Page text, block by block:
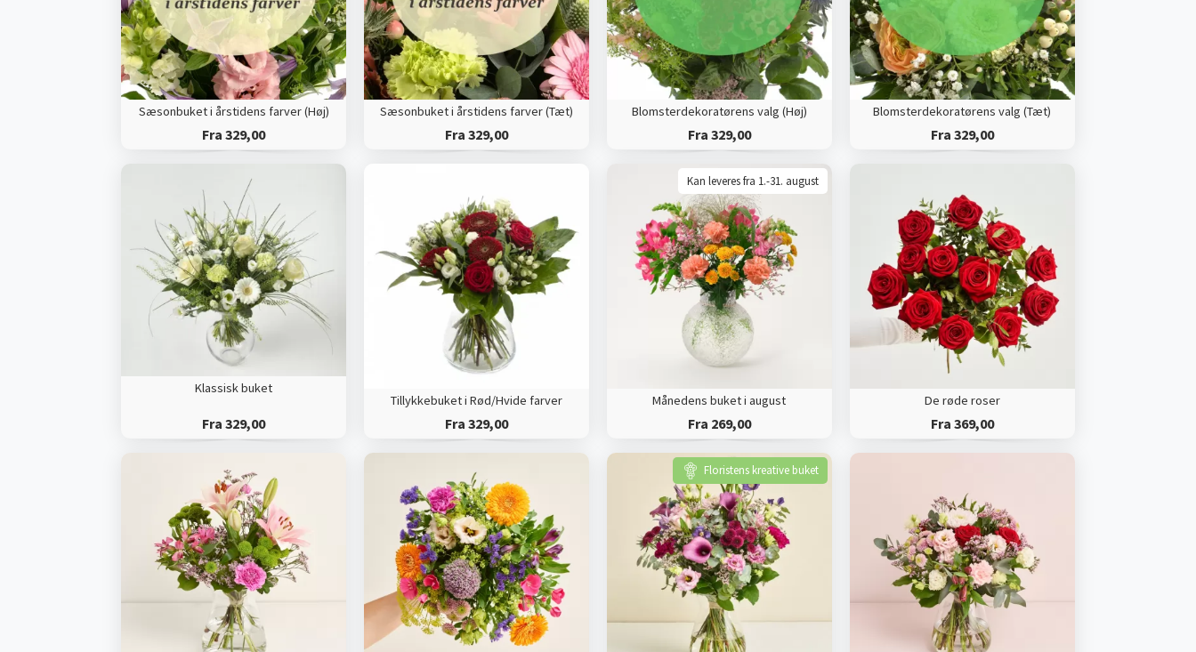
Sæsonbuket i årstidens farver (Høj)
Fra 329,00
Sæsonbuket i årstidens farver (Tæt)
Fra 329,00
Blomsterdekoratørens valg (Høj)
Fra 329,00
Blomsterdekoratørens valg (Tæt)
Fra 329,00
Klassisk buket
Fra 329,00
Tillykkebuket i Rød/Hvide farver
Fra 329,00
Kan leveres fra 1.-31. august
Månedens buket i august
Fra 269,00
De røde roser
Fra 369,00
Floristens kreative buket